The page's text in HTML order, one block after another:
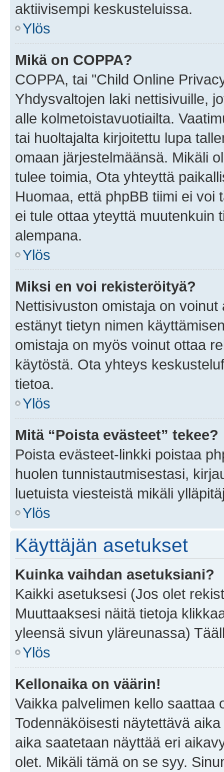
aktiivisempi keskusteluissa.
Ylös
Mikä on COPPA?
COPPA, tai "Child Online
Yhdysvaltojen laki nettisivuille,
alle kolmetoistavuotiailta.
tai huoltajalta kirjoitettu lupa
omaan järjestelmäänsä. Mikäli
tulee toimia, Ota yhteyttä
Huomaa, että phpBB tiimi ei
ei tule ottaa yteyttä muutenkuin
alempana.
Ylös
Miksi en voi rekisteröityä?
Nettisivuston omistaja on
estänyt tietyn nimen
omistaja on myös voinut ottaa
käytöstä. Ota yhteys
tietoa.
Ylös
Mitä “Poista evästeet” tekee?
Poista evästeet-linkki poistaa
huolen tunnistautmisestasi,
luetuista viesteistä mikäli
Ylös
Käyttäjän asetukset
Kuinka vaihdan asetuksiani?
Kaikki asetuksesi (Jos olet
Muuttaaksesi näitä tietoja
yleensä sivun yläreunassa)
Ylös
Kellonaika on väärin!
Vaikka palvelimen kello saattaa
Todennäköisesti näytettävä
aika saatetaan näyttää eri
olet. Mikäli tämä on se syy.